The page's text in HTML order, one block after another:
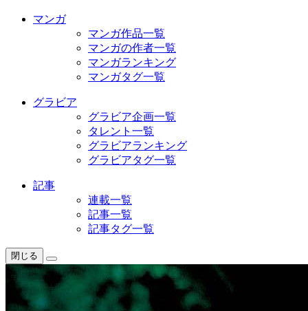
マンガ
マンガ作品一覧
マンガの作者一覧
マンガランキング
マンガタグ一覧
グラビア
グラビア企画一覧
タレント一覧
グラビアランキング
グラビアタグ一覧
記事
連載一覧
記事一覧
記事タグ一覧
閉じる